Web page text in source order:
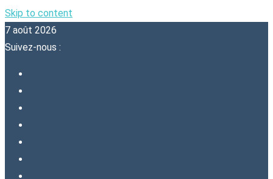
Skip to content
7 août 2026
Suivez-nous :